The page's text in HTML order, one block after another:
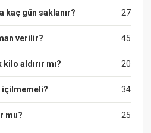
27
kaç gün saklanır?
45
verilir?
20
aldırır mı?
34
içilmemeli?
25
mu?